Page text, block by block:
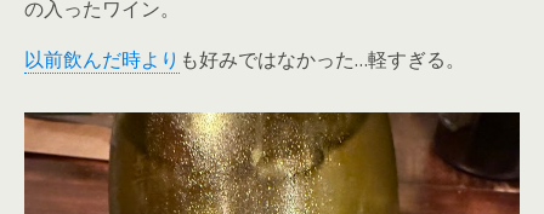
の入ったワイン。
以前飲んだ時より も好みではなかった…軽すぎる。